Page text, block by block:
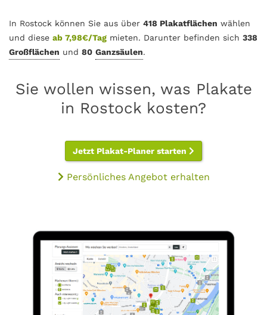
In Rostock können Sie aus über 418 Plakatflächen wählen
und diese ab 7,98€/Tag mieten. Darunter befinden sich 338
Großflächen und 80 Ganzsäulen.
Sie wollen wissen, was Plakate
in Rostock kosten?
Jetzt Plakat-Planer starten
Persönliches Angebot erhalten